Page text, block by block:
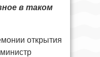
в таком
открытия